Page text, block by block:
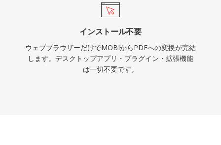
インストール不要
ウェブブラウザーだけでMOBIからPDFへの変換が完結
します。デスクトップアプリ・プラグイン・拡張機能
は一切不要です。